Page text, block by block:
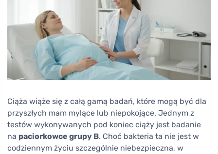
Ciąża wiąże się z całą gamą badań, które mogą być dla
przyszłych mam mylące lub niepokojące. Jednym z
testów wykonywanych pod koniec ciąży jest badanie
na paciorkowce grupy B. Choć bakteria ta nie jest w
codziennym życiu szczególnie niebezpieczna, w